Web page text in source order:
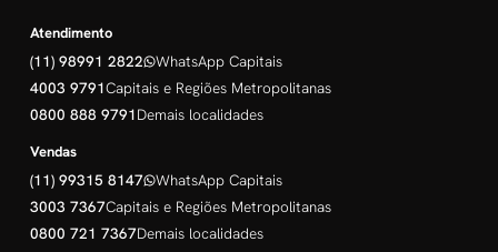
Atendimento
(11) 98991 2822
WhatsApp Capitais
4003 9791Capitais e Regiões Metropolitanas
0800 888 9791Demais localidades
Vendas
(11) 99315 8147
WhatsApp Capitais
3003 7367Capitais e Regiões Metropolitanas
0800 721 7367Demais localidades